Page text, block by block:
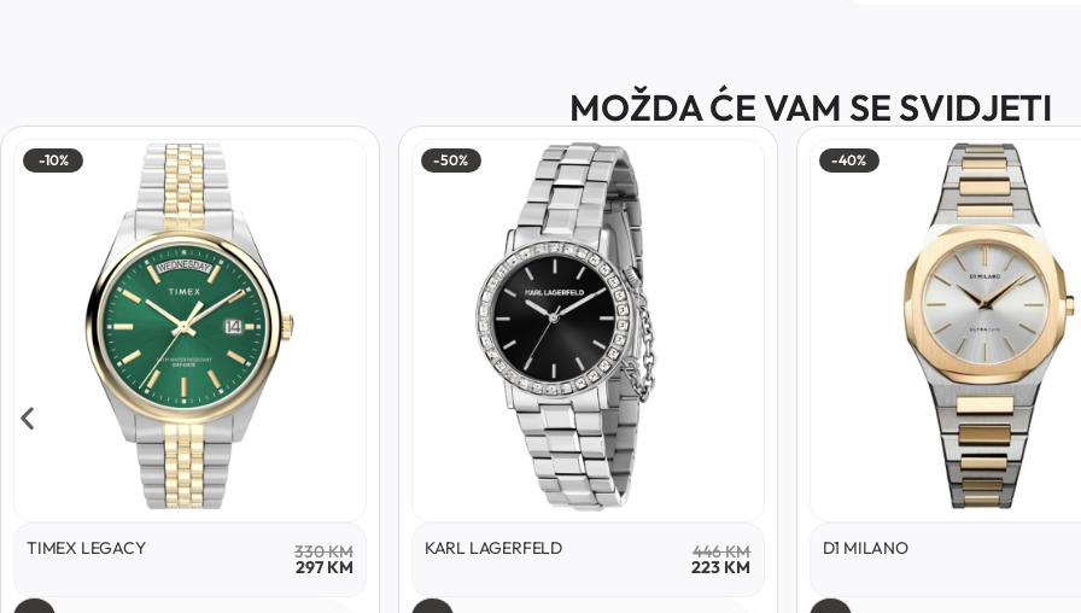
MOŽDA ĆE VAM SE SVIDJETI
-10%
TIMEX LEGACY 330KM
297 KM
-50%
KARL LAGERFELD 446KM
223 KM
-40%
D1 MILANO